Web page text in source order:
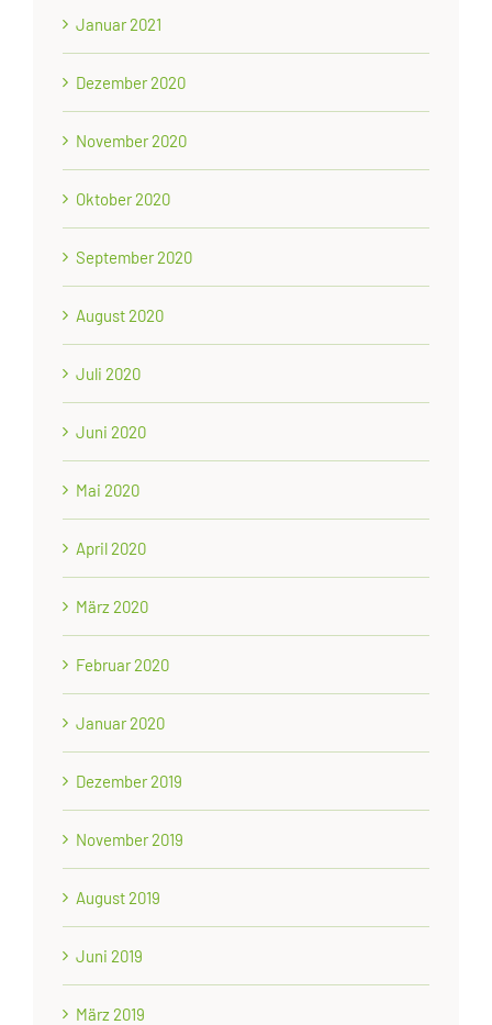
Januar 2021
Dezember 2020
November 2020
Oktober 2020
September 2020
August 2020
Juli 2020
Juni 2020
Mai 2020
April 2020
März 2020
Februar 2020
Januar 2020
Dezember 2019
November 2019
August 2019
Juni 2019
März 2019